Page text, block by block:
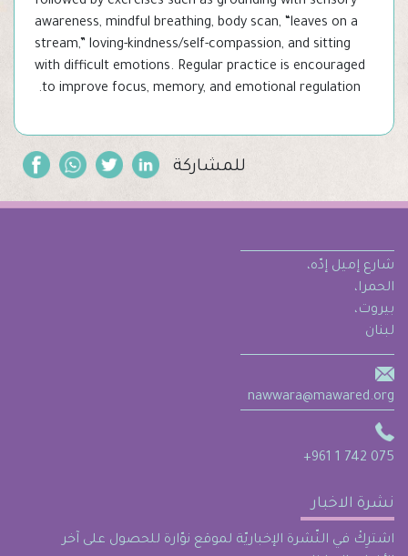
awareness, mindful breathing, body scan, “leaves on a
stream,” loving-kindness/self-compassion, and sitting
with difficult emotions. Regular practice is encouraged
to improve focus, memory, and emotional regulation.
للمشاركة
شارع إميل إدّه،
الحمرا،
بيروت،
لبنان
nawwara@mawared.org
+961 1 742 075
نشرة الاخبار
اشترِكْ في النّشرة الإخباريّة لموقع نوّارة للحصول على آخر